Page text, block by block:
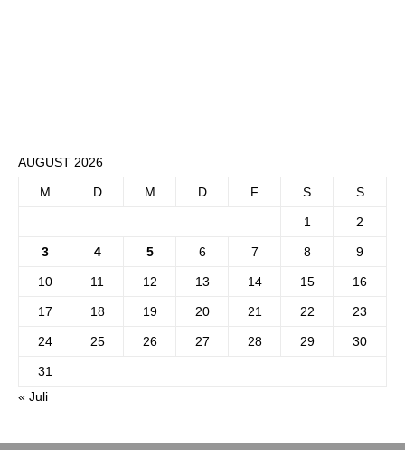
AUGUST 2026
M D M D F S S
1 2
3 4 5 6 7 8 9
10 11 12 13 14 15 16
17 18 19 20 21 22 23
24 25 26 27 28 29 30
31
« Juli